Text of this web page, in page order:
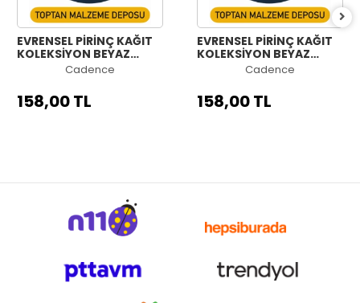
EVRENSEL PİRİNÇ KAĞIT
KOLEKSİYON BEYAZ
ZEMİN UC-180 90X90
Cadence
158,00 TL
EVRENSEL PİRİNÇ KAĞIT
KOLEKSİYON BEYAZ
ZEMİN UC-179 90X90
Cadence
158,00 TL